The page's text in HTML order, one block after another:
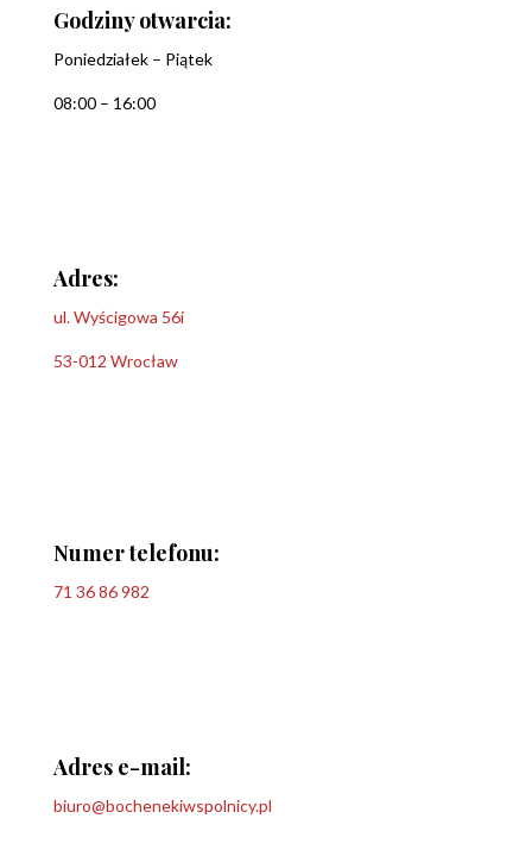
Godziny otwarcia:
Poniedziałek – Piątek
08:00 – 16:00
Adres:
ul. Wyścigowa 56i
53-012 Wrocław
Numer telefonu:
71 36 86 982
Adres e-mail:
biuro@bochenekiwspolnicy.pl